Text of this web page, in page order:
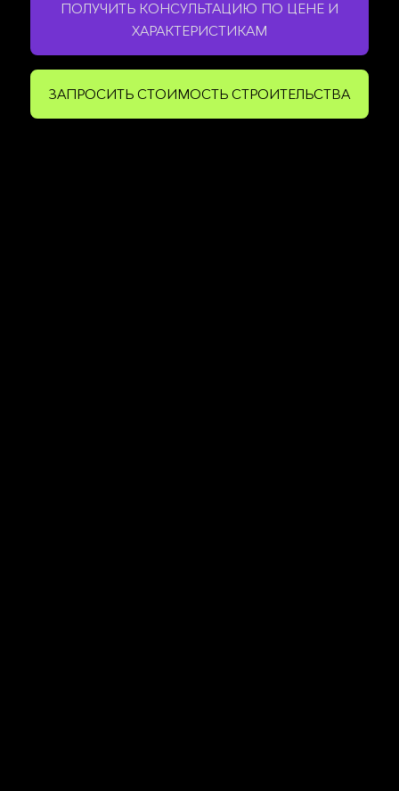
ПОЛУЧИТЬ КОНСУЛЬТАЦИЮ ПО ЦЕНЕ И
ХАРАКТЕРИСТИКАМ
ЗАПРОСИТЬ СТОИМОСТЬ СТРОИТЕЛЬСТВА